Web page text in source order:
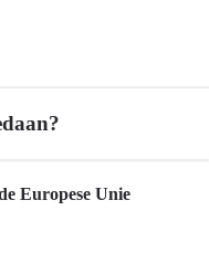
Europese Unie